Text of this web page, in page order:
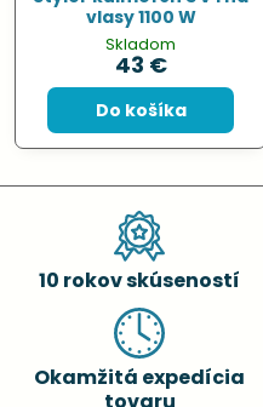
vlasy 1100 W
Skladom
43 €
Do košíka
10 rokov skúseností
Okamžitá expedícia